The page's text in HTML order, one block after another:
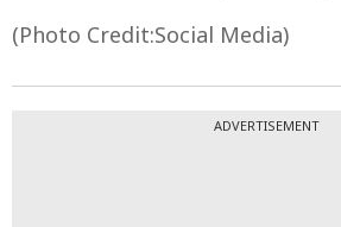
(Photo Credit:Social Media)
ADVERTISEMENT